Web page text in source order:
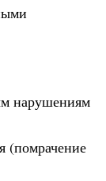
нарушениям
(помрачение